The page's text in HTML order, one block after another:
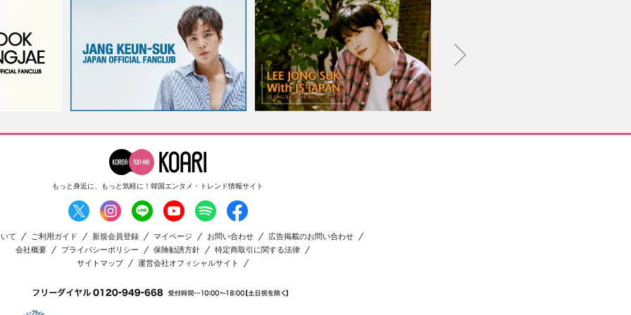
もっと身近に、もっと気軽に！ 韓国エンタメ・トレンド情報サイト
て ご利用ガイド 新規会員登録 マイページ お問い合わせ
広告掲載のお問い合わせ
会社概要
プライバシーポリシー 保険勧誘方針
特定商取引に関する法律
サイトマップ
運営会社オフィシャルサイト